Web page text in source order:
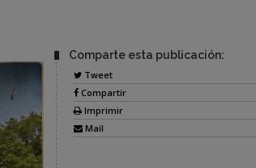
Comparte esta publicación:
Tweet
Compartir
Imprimir
Mail